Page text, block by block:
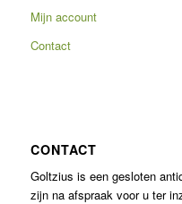
Mijn account
Contact
CONTACT
Goltzius is een gesloten
zijn na afspraak voor u ter